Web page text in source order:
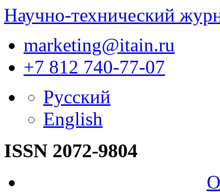
Научно-технический
marketing@itain.ru
+7 812 740-77-07
Русский
English
ISSN 2072-9804